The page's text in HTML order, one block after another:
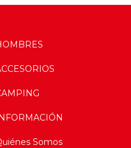
Somos